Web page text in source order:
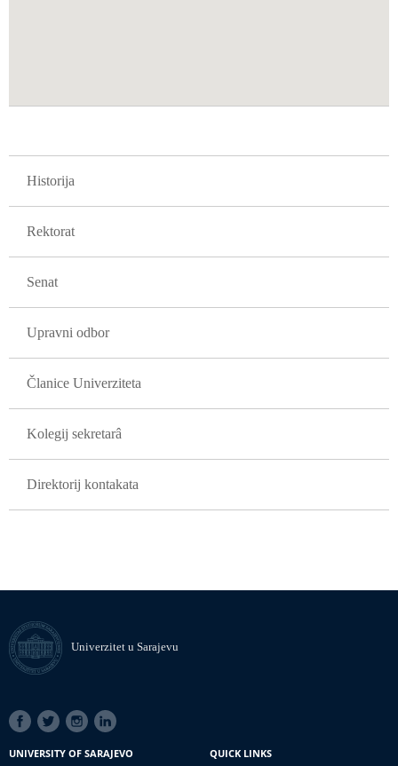
Historija
Rektorat
Senat
Upravni odbor
Članice Univerziteta
Kolegij sekretarâ
Direktorij kontakata
Univerzitet u Sarajevu
SOCIAL
LINKS
UNIVERSITY OF SARAJEVO
QUICK LINKS